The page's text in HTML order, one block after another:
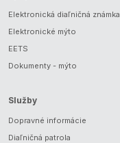
Elektronická diaľničná známka
Elektronické mýto
EETS
Dokumenty - mýto
Služby
Dopravné informácie
Diaľničná patrola